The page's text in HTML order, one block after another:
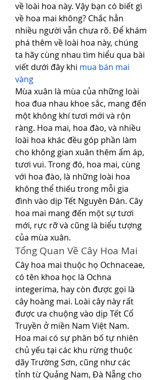
về loài hoa này. Vậy bạn có biết gì
về hoa mai không? Chắc hẳn
nhiều người vẫn chưa rõ. Để khám
phá thêm về loài hoa này, chúng
ta hãy cùng nhau tìm hiểu qua bài
viết dưới đây khi mua bán mai
vàng
Mùa xuân là mùa của những loài
hoa đua nhau khoe sắc, mang đến
một không khí tươi mới và rộn
ràng. Hoa mai, hoa đào, và nhiều
loài hoa khác đều góp phần làm
cho không gian xuân thêm ấm áp,
tươi vui. Trong đó, hoa mai, cùng
với hoa đào, là những loài hoa
không thể thiếu trong mỗi gia
đình vào dịp Tết Nguyên Đán. Cây
hoa mai mang đến một sự tươi
mới, rực rỡ và cũng là biểu tượng
của mùa xuân.
Tổng Quan Về Cây Hoa Mai
Cây hoa mai thuộc họ Ochnaceae,
có tên khoa học là Ochna
integerima, hay còn được gọi là
cây hoàng mai. Loài cây này rất
được ưa chuộng vào dịp Tết Cổ
Truyền ở miền Nam Việt Nam.
Hoa mai có sự phân bố tự nhiên
chủ yếu tại các khu rừng thuộc
dãy Trường Sơn, cũng như các
tỉnh từ Quảng Nam, Đà Nẵng cho